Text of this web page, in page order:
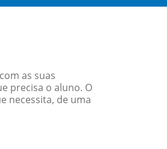
as suas
precisa o aluno. O
necessita, de uma